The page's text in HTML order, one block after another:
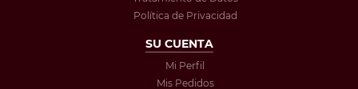
Política de Privacidad
SU CUENTA
Mi Perfil
Mis Pedidos